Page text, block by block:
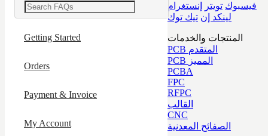
Getting Started
Orders
Payment & Invoice
My Account
فيسبوك تويتر
إنستغرام
لينكد إن تيك توك
المنتجات والخدمات
PCB المتقدم
PCB المميز
PCBA
FPC
RFPC
القالب
CNC
الصفائح المعدنية